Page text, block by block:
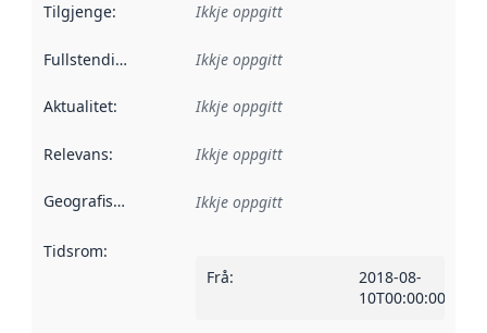
Tilgjenge: Ikkje oppgitt
Fullstendigheit Ikkje oppgitt
Aktualitet: Ikkje oppgitt
Relevans: Ikkje oppgitt
Geografisk område Ikkje oppgitt
Tidsrom:
Frå:
2018-08-
10T00:00:00Z